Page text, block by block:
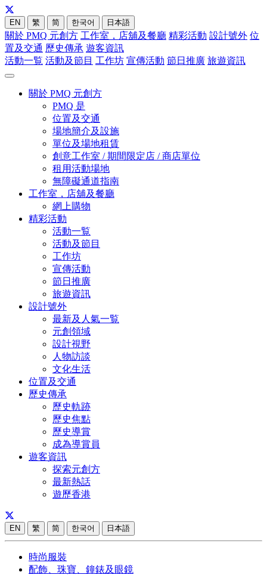
EN 繁 简 한국어 日本語
關於 PMQ 元創方 工作室，店舖及餐廳 精彩活動 設計號外 位
置及交通 歷史傳承 遊客資訊
活動一覧 活動及節目 工作坊 宣傳活動 節日推廣 旅遊資訊
關於 PMQ 元創方
PMQ 是
位置及交通
場地簡介及設施
單位及場地租賃
創意工作室 / 期間限定店 / 商店單位
租用活動場地
無障礙通道指南
工作室，店舖及餐廳
網上購物
精彩活動
活動一覧
活動及節目
工作坊
宣傳活動
節日推廣
旅遊資訊
設計號外
最新及人氣一覧
元創領域
設計視野
人物訪談
文化生活
位置及交通
歷史傳承
歷史軌跡
歷史焦點
歷史導賞
成為導賞員
遊客資訊
探索元創方
最新熱話
遊歷香港
EN 繁 简 한국어 日本語
時尚服裝
配飾、珠寶、鐘錶及眼鏡